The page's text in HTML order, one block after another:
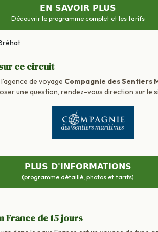
EN SAVOIR PLUS
Découvrir le programme complet et les tarifs
ce circuit
de voyage Compagnie des Sentiers
une question, rendez-vous direction sur le
PLUS D'INFORMATIONS
(programme détaillé, photos et tarifs)
France de 15 jours